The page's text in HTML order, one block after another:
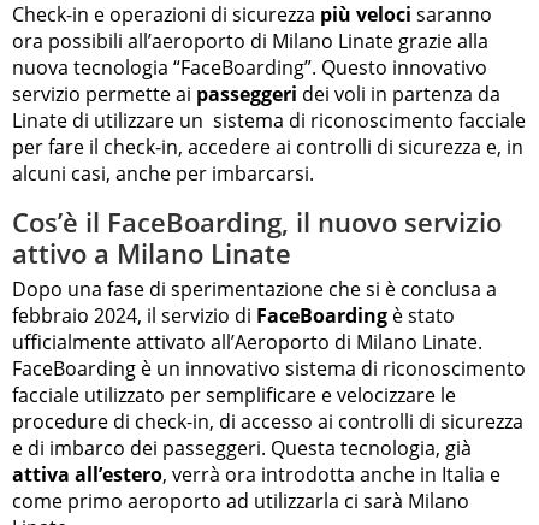
Check-in e operazioni di sicurezza più veloci saranno
ora possibili all’aeroporto di Milano Linate grazie alla
nuova tecnologia “FaceBoarding”. Questo innovativo
servizio permette ai passeggeri dei voli in partenza da
Linate di utilizzare un sistema di riconoscimento facciale
per fare il check-in, accedere ai controlli di sicurezza e, in
alcuni casi, anche per imbarcarsi.
Cos’è il FaceBoarding, il nuovo servizio
attivo a Milano Linate
Dopo una fase di sperimentazione che si è conclusa a
febbraio 2024, il servizio di FaceBoarding è stato
ufficialmente attivato all’Aeroporto di Milano Linate.
FaceBoarding è un innovativo sistema di riconoscimento
facciale utilizzato per semplificare e velocizzare le
procedure di check-in, di accesso ai controlli di sicurezza
e di imbarco dei passeggeri. Questa tecnologia, già
attiva all’estero, verrà ora introdotta anche in Italia e
come primo aeroporto ad utilizzarla ci sarà Milano